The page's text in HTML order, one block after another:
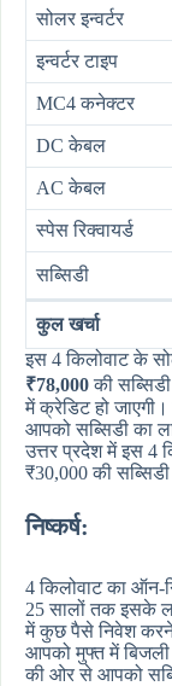
सोलर इन्वर्टर
इन्वर्टर टाइप
MC4 कनेक्टर
DC केबल
AC केबल
स्पेस रिक्वायर्ड
सब्सिडी
कुल खर्चा
इस 4 किलोवाट के
₹78,000की
में क्रेडिट हो
आपको सब्सिडी का
उत्तर प्रदेश में इस 4
₹30,000 की
निष्कर्ष:
4 किलोवाट का
25 सालों तक इसके
में कुछ पैसे निवेश
आपको मुफ्त में
की ओर से आपको